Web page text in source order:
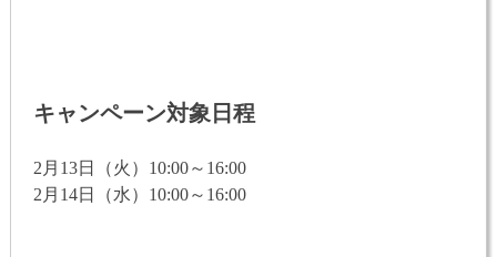
キャンペーン対象日程
2月13日（火）10:00～16:00
2月14日（水）10:00～16:00